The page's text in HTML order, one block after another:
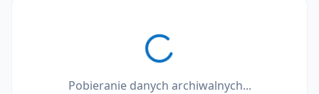
Pobieranie danych archiwalnych...